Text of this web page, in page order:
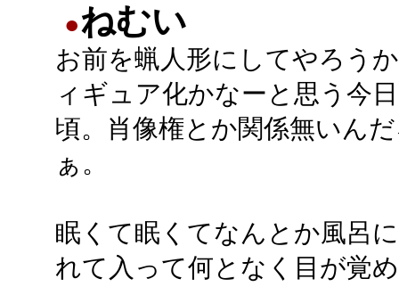
●ねむい
お前を蝋人形にしてやろう
ィギュア化かなーと思う今
頃。肖像権とか関係無いん
ぁ。
眠くて眠くてなんとか風呂
れて入って何となく目が覚